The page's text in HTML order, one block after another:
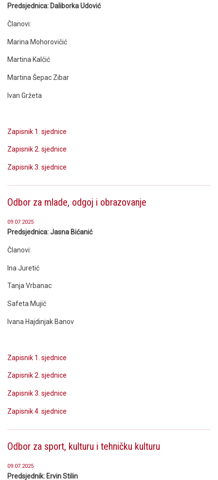
Predsjednica: Daliborka Udović
Članovi:
Marina Mohorovičić
Martina Kalčić
Martina Šepac Zibar
Ivan Gržeta
Zapisnik 1. sjednice
Zapisnik 2. sjednice
Zapisnik 3. sjednice
Odbor za mlade, odgoj i obrazovanje
09.07.2025
Predsjednica: Jasna Bićanić
Članovi:
Ina Juretić
Tanja Vrbanac
Safeta Mujić
Ivana Hajdinjak Banov
Zapisnik 1. sjednice
Zapisnik 2. sjednice
Zapisnik 3. sjednice
Zapisnik 4. sjednice
Odbor za sport, kulturu i tehničku kulturu
09.07.2025
Predsjednik: Ervin Stilin